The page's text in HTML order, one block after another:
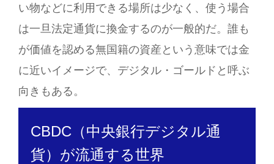
い物などに利用できる場所は少なく、使う場合
は一旦法定通貨に換金するのが一般的だ。誰も
が価値を認める無国籍の資産という意味では金
に近いイメージで、デジタル・ゴールドと呼ぶ
向きもある。
CBDC（中央銀行デジタル通
貨）が流通する世界